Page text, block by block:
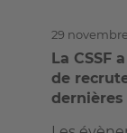
29
La CSSF
de
dernières